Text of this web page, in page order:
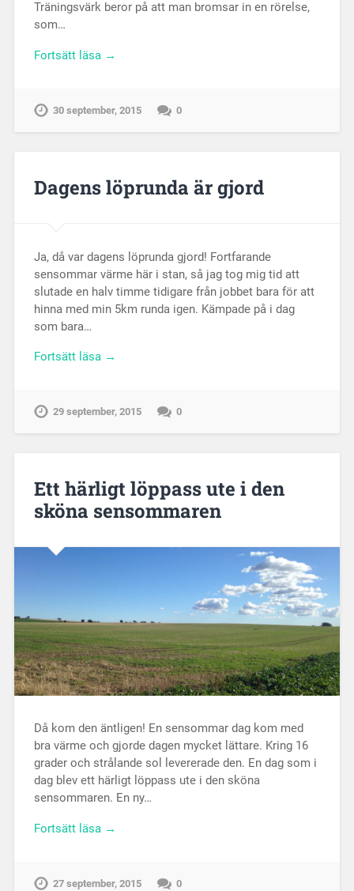
Träningsvärk beror på att man bromsar in en rörelse,
som…
Fortsätt läsa →
30 september, 2015 0
Dagens löprunda är gjord
Ja, då var dagens löprunda gjord! Fortfarande
sensommar värme här i stan, så jag tog mig tid att
slutade en halv timme tidigare från jobbet bara för att
hinna med min 5km runda igen. Kämpade på i dag
som bara…
Fortsätt läsa →
29 september, 2015 0
Ett härligt löppass ute i den
sköna sensommaren
Då kom den äntligen! En sensommar dag kom med
bra värme och gjorde dagen mycket lättare. Kring 16
grader och strålande sol levererade den. En dag som i
dag blev ett härligt löppass ute i den sköna
sensommaren. En ny…
Fortsätt läsa →
27 september, 2015 0